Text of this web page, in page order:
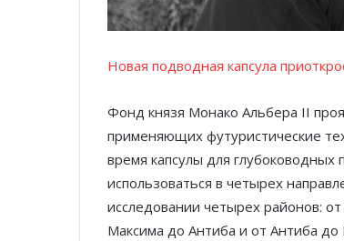
Новая подводная капсула
Фонд князя Монако Альбера II
применяющих футуристические
время капсулы для глубоководных
использоваться в четырех
исследовании четырех районов:
Максима до Антиба и от Антиба до